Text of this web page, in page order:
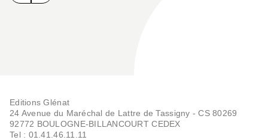
Editions Glénat
24 Avenue du Maréchal de Lattre de Tassigny - CS 80269
92772 BOULOGNE-BILLANCOURT CEDEX
Tel : 01.41.46.11.11